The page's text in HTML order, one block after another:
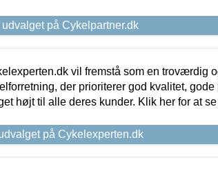
udvalget på Cykelpartner.dk
vil fremstå som en troværdig
der prioriterer god kvalitet,
højt til alle deres kunder. Klik her for at
på Cykelexperten.dk